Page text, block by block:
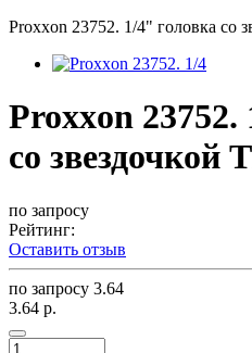
Proxxon 23752. 1/4" головка со
Proxxon 23752.
со звездочкой
по запросу
Рейтинг:
Оставить отзыв
по запросу 3.64
3.64 р.